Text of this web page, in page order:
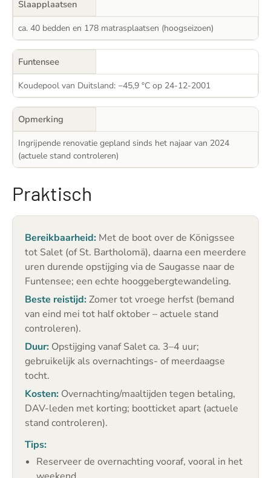
Slaapplaatsen
ca. 40 bedden en 178 matrasplaatsen (hoogseizoen)
Funtensee
Koudepool van Duitsland: −45,9 °C op 24-12-2001
Opmerking
Ingrijpende renovatie gepland sinds het najaar van 2024
(actuele stand controleren)
Praktisch
Bereikbaarheid: Met de boot over de Königssee
tot Salet (of St. Bartholomä), daarna een meerdere
uren durende opstijging via de Saugasse naar de
Funtensee; een echte hooggebergtewandeling.
Beste reistijd:Zomer tot vroege herfst (bemand
van eind mei tot half oktober – actuele stand
controleren).
Duur: Opstijging vanaf Salet ca. 3–4 uur;
gebruikelijk als overnachtings- of meerdaagse
tocht.
Kosten: Overnachting/maaltijden tegen betaling,
DAV-leden met korting; bootticket apart (actuele
stand controleren).
Tips:
Reserveer de overnachting vooraf, vooral in het